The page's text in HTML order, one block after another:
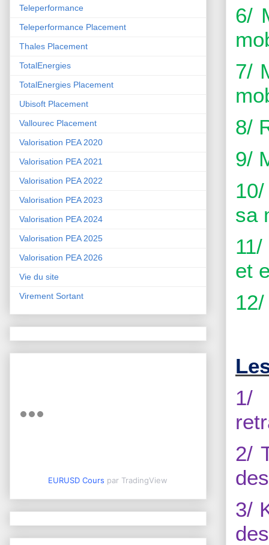
6/
7/
8/
9/
sa
et
1/
2/
3/
Teleperformance
Teleperformance Placement
Thales Placement
TotalEnergies
TotalEnergies Placement
Ubisoft Placement
Vallourec Placement
Valorisation PEA 2020
Valorisation PEA 2021
Valorisation PEA 2022
Valorisation PEA 2023
Valorisation PEA 2024
Valorisation PEA 2025
Valorisation PEA 2026
Vie du site
Virement Sortant
EURUSD Cours par TradingView